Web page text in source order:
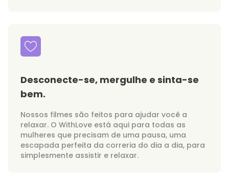
Desconecte-se, mergulhe e sinta-se
bem.
Nossos filmes são feitos para ajudar você a
relaxar. O WithLove está aqui para todas as
mulheres que precisam de uma pausa, uma
escapada perfeita da correria do dia a dia, para
simplesmente assistir e relaxar.